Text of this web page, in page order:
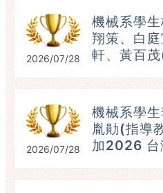
2026/07/28
機械系學
翔策、白
軒、黃百
競賽-仿生
五名。
2026/07/28
機械系學
胤勛(指導
加2026 台
(115.07.25